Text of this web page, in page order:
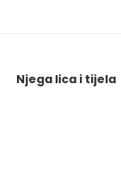
Njega lica i tijela